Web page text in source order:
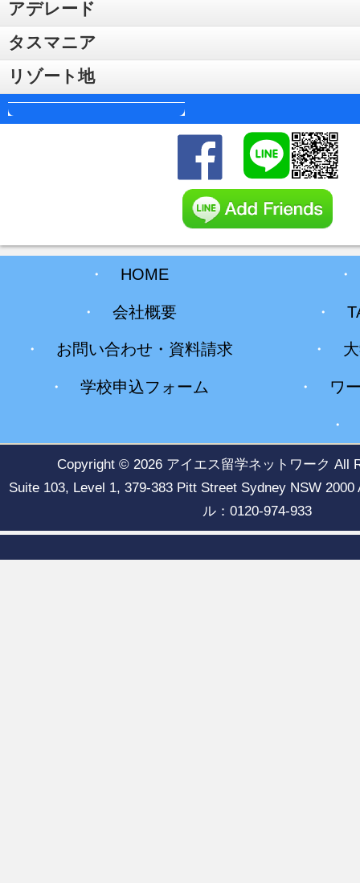
アデレード
タスマニア
リゾート地
・ HOME
・ 会社概要 ・
・ お問い合わせ・資料請求 ・
・ 学校申込フォーム ・ ワ
Copyright © 2026 アイエス留学ネットワーク All
Suite 103, Level 1, 379-383 Pitt Street Sydney NSW
ル：0120-974-933